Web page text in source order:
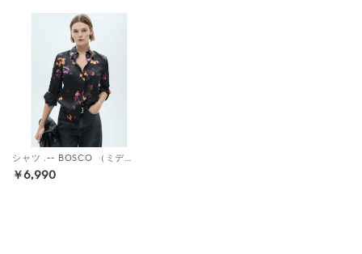
シャツ .-- BOSCO （ミディアムパープル）
￥6,990